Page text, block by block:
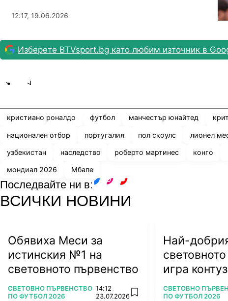
12:17, 19.06.2026
Изберете BTVsport.bg като любим източник в
кристиано роналдо футбол манчестър юнайтед
национален отбор португалия пол скоулс лионел
узбекистан наследство роберто мартинес конго
мондиал 2026 Мбапе
Последвайте ни в:
ВСИЧКИ НОВИНИ
Обявиха Меси за
истинския №1 на
световното първенство
ПОВЕЧЕ ОТ
СВЕТОВНО ПЪРВЕНСТВО
ПО ФУТБОЛ 2026
14:12
23.07.2026 add favorites
Най-
игра
ляга под
ПОВЕЧЕ ОТ
СВЕТОВНО
ПО ФУТБОЛ 2026